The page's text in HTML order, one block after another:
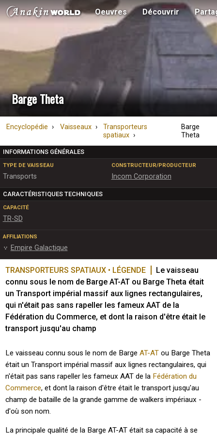
Oeuvres Découvrir
Barge Theta
Encyclopédie Vaisseaux
Transporteurs
spatiaux
Barge
Theta
INFORMATIONS GÉNÉRALES
TYPE DE VAISSEAU
Transports
CONSTRUCTEUR/PRODUCTEUR
Incom Corporation
CARACTÉRISTIQUES TECHNIQUES
CAPACITÉ
TR-SD
AFFILIATIONS
Empire Galactique
TRANSPORTEURS SPATIAUX • LÉGENDE
Le vaisseau
connu sous le nom de Barge AT-AT ou Barge Theta était
un Transport impérial massif aux lignes rectangulaires,
qui n'était pas sans rapeller les fameux AAT de la
Fédération du Commerce, et dont la raison d'être était le
transport jusqu'au champ
Le vaisseau connu sous le nom de BargeAT-AT ou Barge Theta
était un Transport impérial massif aux lignes rectangulaires, qui
n'était pas sans rapeller les fameux AAT de la Fédération du
Commerce, et dont la raison d'être était le transport jusqu'au
champ de bataille de la grande gamme de walkers impériaux -
d'où son nom.
La principale qualité de la Barge AT-AT était sa capacité à se